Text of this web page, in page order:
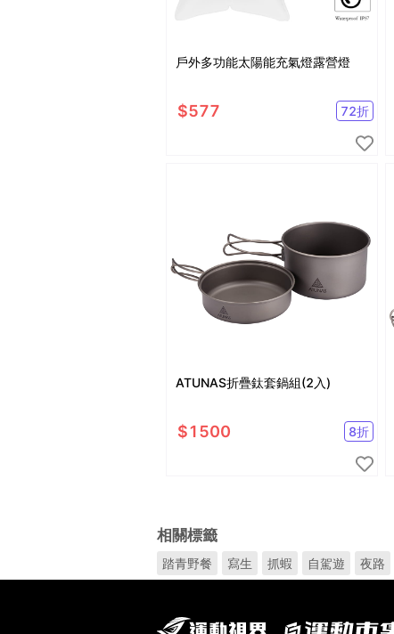
戶外多功能太陽能充氣燈露營燈
$577 72折
ATUNAS折疊鈦套鍋組(2入)
$1500 8折
相關標籤
踏青野餐 寫生 抓蝦 自駕遊 夜路